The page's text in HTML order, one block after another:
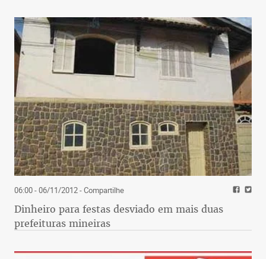
06:00 - 06/11/2012- Compartilhe
Dinheiro para festas desviado em mais duas
prefeituras mineiras